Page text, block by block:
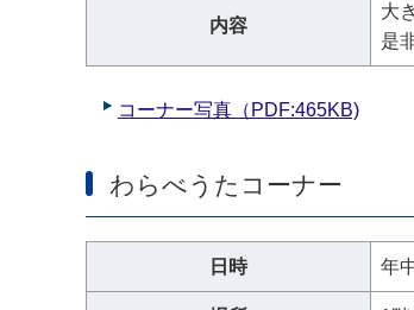
内容
大
是
コーナー写真（PDF:465KB)
わらべうたコーナー
日時 年